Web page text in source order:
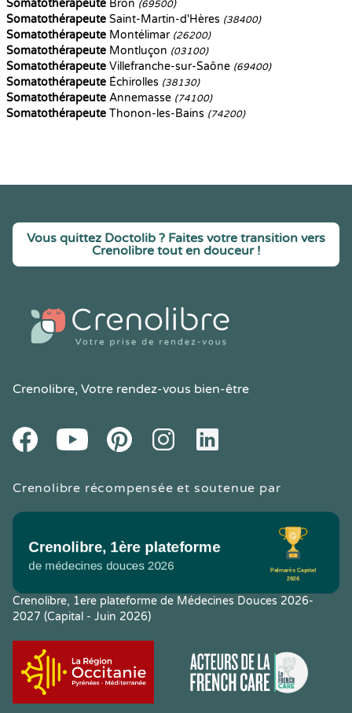
Somatothérapeute Bron (69500)
Somatothérapeute Saint-Martin-d'Hères (38400)
Somatothérapeute Montélimar (26200)
Somatothérapeute Montluçon (03100)
Somatothérapeute Villefranche-sur-Saône (69400)
Somatothérapeute Échirolles (38130)
Somatothérapeute Annemasse (74100)
Somatothérapeute Thonon-les-Bains (74200)
Vous quittez Doctolib ? Faites votre transition vers
Crenolibre tout en douceur !
Crenolibre, Votre rendez-vous bien-être
FacebookYoutube PinteresetInstagramLinkedIn
Crenolibre récompensée et soutenue par
Crenolibre, 1ere plateforme de Médecines Douces 2026-
2027 (Capital - Juin 2026)